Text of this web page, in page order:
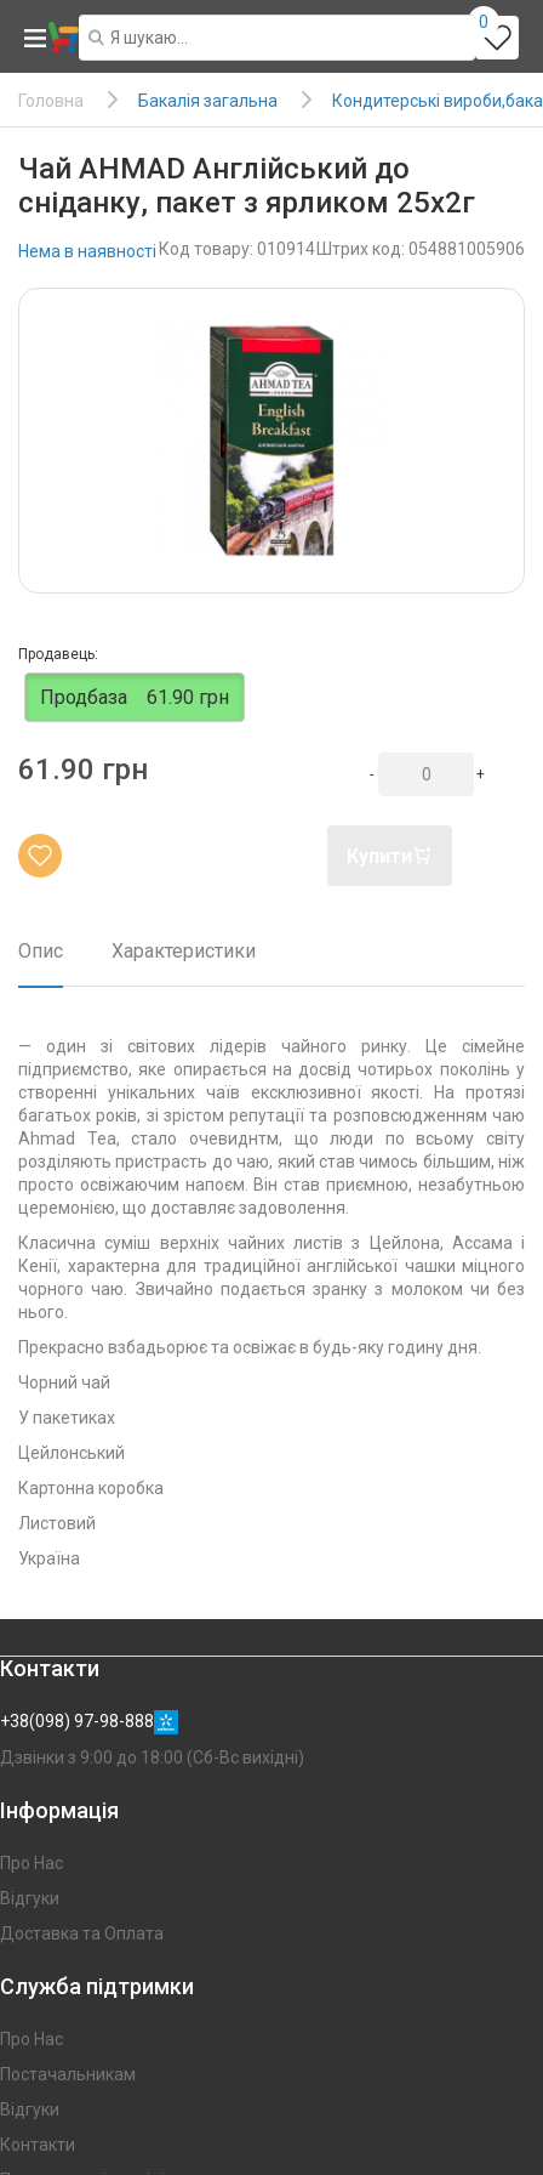
0
Головна Бакалія загальна Кондитерські
Чай AHMAD Англійський до
сніданку, пакет з ярликом 25х2г
Нема в наявності Код товару: 010914 Штрих код: 054881005906
Продавець:
Продбаза 61.90 грн
61.90 грн - +
Опис Характеристики
— один зі світових лідерів чайного ринку. Це сімейне
підприємство, яке опирається на досвід чотирьох поколінь у
створенні унікальних чаїв ексклюзивної якості. На протязі
багатьох років, зі зрістом репутації та розповсюдженням чаю
Ahmad Tea, стало очевиднтм, що люди по всьому світу
розділяють пристрасть до чаю, який став чимось більшим, ніж
просто освіжаючим напоєм. Він став приємною, незабутньою
церемонією, що доставляє задоволення.
Класична суміш верхніх чайних листів з Цейлона, Ассама і
Кенії, характерна для традиційної англійської чашки міцного
чорного чаю. Звичайно подається зранку з молоком чи без
нього.
Прекрасно взбадьорює та освіжає в будь-яку годину дня.
Чорний чай
У пакетиках
Цейлонський
Картонна коробка
Листовий
Україна
Контакти
+38(098) 97-98-888
Дзвінки з 9:00 до 18:00 (Сб-Вс вихідні)
Інформація
Про Нас
Відгуки
Доставка та Оплата
Служба підтримки
Про Нас
Постачальникам
Відгуки
Контакти